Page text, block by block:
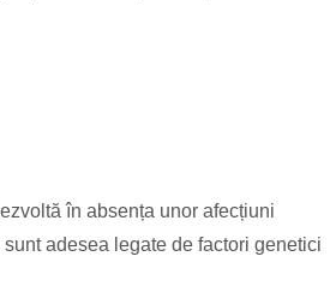
în absența unor afecțiuni
adesea legate de factori genetici